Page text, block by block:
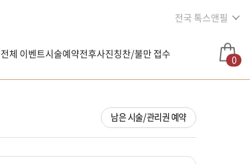
전국 톡스앤필
전체 이벤트시술예약전후사진칭찬/불만 접수 0
남은 시술/관리권 예약